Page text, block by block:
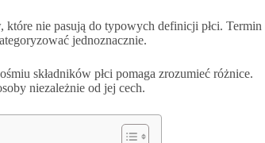
nie pasują do typowych definicji płci. Termin
jednoznacznie.
składników płci pomaga zrozumieć różnice.
niezależnie od jej cech.